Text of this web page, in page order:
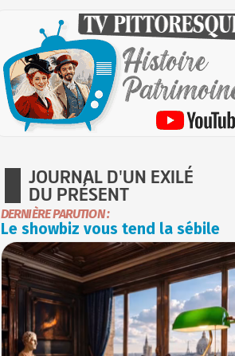
JOURNAL D'UN EXILÉ
DU PRÉSENT
DERNIÈRE PARUTION :
Le showbiz vous tend la sébile